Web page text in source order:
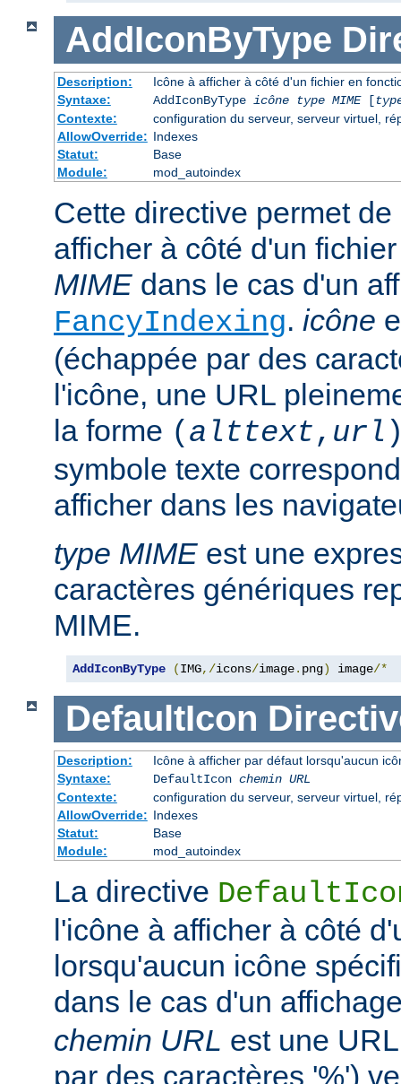
AddIconByType
Description:
Icône à afficher à côté d'un fichier en
Syntaxe:
AddIconByType icône type MIME[
Contexte:
configuration du serveur, serveur virtuel,
AllowOverride: Indexes
Statut:
Base
Module:
mod_autoindex
Cette directive permet
afficher à côté d'un
MIME dans le cas d'un
FancyIndexing. icône
(échappée par des
l'icône, une URL
la forme ( alttext, url
symbole texte
afficher dans les
type MIME est une
caractères génériques
MIME.
AddIconByType (IMG,/icons/image. png) image/*
DefaultIcon
Description:
Icône à afficher par défaut lorsqu'aucun
Syntaxe:
DefaultIcon chemin URL
Contexte:
configuration du serveur, serveur virtuel,
AllowOverride: Indexes
Statut:
Base
Module:
mod_autoindex
La directive
l'icône à afficher à côté
lorsqu'aucun icône
dans le cas d'un
chemin URL est une
par des caractères '%')